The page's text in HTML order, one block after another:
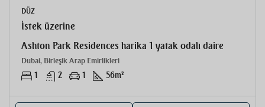
DÜZ
İstek üzerine
Ashton Park Residences harika 1 yatak odalı daire
Dubai, Birleşik Arap Emirlikleri
1 2 1 56m²